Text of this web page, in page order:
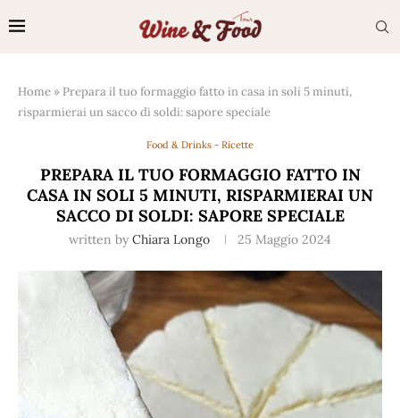
Home » Prepara il tuo formaggio fatto in casa in soli 5 minuti,
risparmierai un sacco di soldi: sapore speciale
Food & Drinks - Ricette
PREPARA IL TUO FORMAGGIO FATTO IN
CASA IN SOLI 5 MINUTI, RISPARMIERAI UN
SACCO DI SOLDI: SAPORE SPECIALE
written by Chiara Longo 25 Maggio 2024